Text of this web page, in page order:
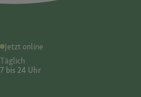
Jetzt online
Täglich
7 bis 24 Uhr